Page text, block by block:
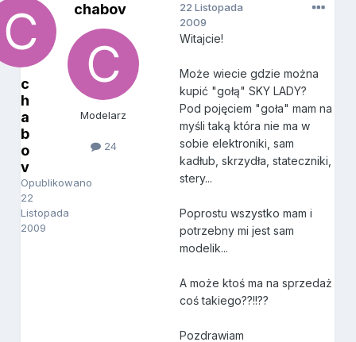
c
h
a
b
o
v
Opublikowano
22
Listopada
2009
chabov
Modelarz
24
22 Listopada
2009
Witajcie!
Może wiecie gdzie można
kupić "gołą" SKY LADY?
Pod pojęciem "goła" mam na
myśli taką która nie ma w
sobie elektroniki, sam
kadłub, skrzydła, stateczniki,
stery...
Poprostu wszystko mam i
potrzebny mi jest sam
modelik...
A może ktoś ma na sprzedaż
coś takiego??!!??
Pozdrawiam